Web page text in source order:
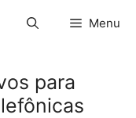
Menu
para